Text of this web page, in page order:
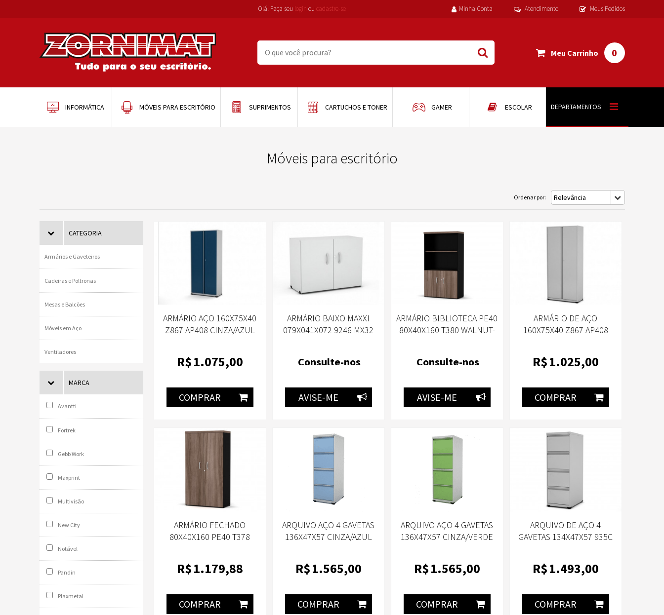
Olá! Faça seu login ou cadastre-se Minha Conta Atendimento Meus Pedidos
Meu Carrinho 0
INFORMÁTICA MÓVEIS PARA ESCRITÓRIO SUPRIMENTOS CARTUCHOS E TONER GAMER ESCOLAR DEPARTAMENTOS
Móveis para escritório
Ordenar por: Relevância
CATEGORIA
Armários e Gaveteiros
Cadeiras e Poltronas
Mesas e Balcões
Móveis em Aço
Ventiladores
MARCA
Avantti
Fortrek
Gebb Work
Maxprint
Multivisão
New City
Notável
Pandin
Plaxmetal
ARMÁRIO AÇO 160X75X40
Z867 AP408 CINZA/AZUL
R$1.075,00
COMPRAR
ARMÁRIO BAIXO MAXXI
079X041X072 9246 MX32
Consulte-nos
AVISE-ME
ARMÁRIO BIBLIOTECA PE40
80X40X160 T380 WALNUT-
Consulte-nos
AVISE-ME
ARMÁRIO DE AÇO
160X75X40 Z867 AP408
R$1.025,00
COMPRAR
ARMÁRIO FECHADO
80X40X160 PE40 T378
R$1.179,88
COMPRAR
ARQUIVO AÇO 4 GAVETAS
136X47X57 CINZA/AZUL
R$1.565,00
COMPRAR
ARQUIVO AÇO 4 GAVETAS
136X47X57 CINZA/VERDE
R$1.565,00
COMPRAR
ARQUIVO DE AÇO 4
GAVETAS 134X47X57 935C
R$1.493,00
COMPRAR